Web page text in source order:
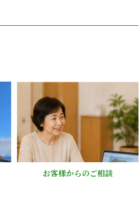
お客様からのご相談